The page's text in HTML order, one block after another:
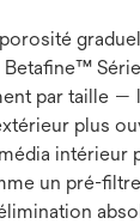
par taille —
plus
intérieur
un pré-